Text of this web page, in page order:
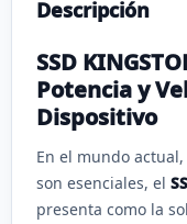
Descripción
SSD
Potencia y
Dispositivo
En el mundo
son esenciales, el
presenta como la